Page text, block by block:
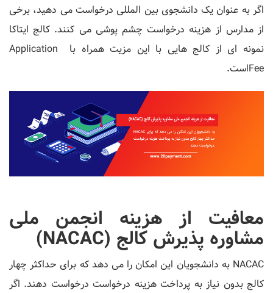
اگر به عنوان یک دانشجوی بین المللی درخواست می دهید، برخی
از مدارس از هزینه درخواست چشم پوشی می کنند. کالج ایتاکا
نمونه ای از کالج هایی با این مزیت همراه با Application
Feeاست.
معافیت از هزینه انجمن ملی
مشاوره پذیرش کالج (NACAC)
NACAC به دانشجویان این امکان را می دهد که برای حداکثر چهار
کالج بدون نیاز به پرداخت هزینه درخواست درخواست دهند. اگر